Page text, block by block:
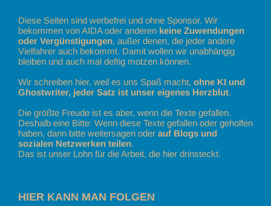
Diese Seiten sind werbefrei und ohne Sponsor. Wir
bekommen von AIDA oder anderen keine Zuwendungen
oder Vergünstigungen, außer denen, die jeder andere
Vielfahrer auch bekommt. Damit wollen wir unabhängig
bleiben und auch mal deftig motzen können.
Wir schreiben hier, weil es uns Spaß macht, ohne KI und
Ghostwriter, jeder Satz ist unser eigenes Herzblut.
Die größte Freude ist es aber, wenn die Texte gefallen.
Deshalb eine Bitte: Wenn diese Texte gefallen oder geholfen
haben, dann bitte weitersagen oder auf Blogs und
sozialen Netzwerken teilen.
Das ist unser Lohn für die Arbeit, die hier drinsteckt.
HIER KANN MAN FOLGEN